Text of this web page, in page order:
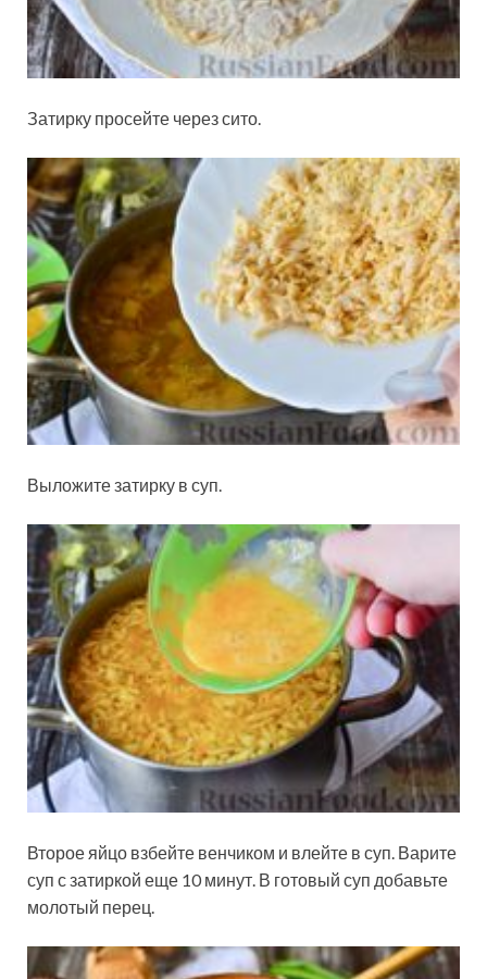
Затирку просейте через сито.
Выложите затирку в суп.
Второе яйцо взбейте венчиком и влейте в суп. Варите
суп с затиркой еще 10 минут. В готовый суп добавьте
молотый перец.